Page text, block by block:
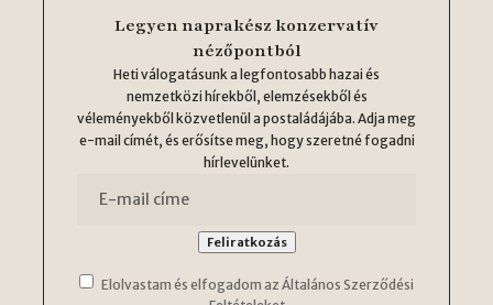
Legyen naprakész konzervatív
nézőpontból
Heti válogatásunk a legfontosabb hazai és
nemzetközi hírekből, elemzésekből és
véleményekből közvetlenül a postaládájába. Adja meg
e-mail címét, és erősítse meg, hogy szeretné fogadni
hírlevelünket.
Elolvastam és elfogadom az Általános Szerződési